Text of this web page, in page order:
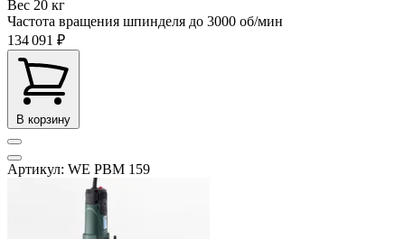
Вес 20 кг
Частота вращения шпинделя до 3000 об/мин
134 091 ₽
В корзину
Артикул: WE PBM 159